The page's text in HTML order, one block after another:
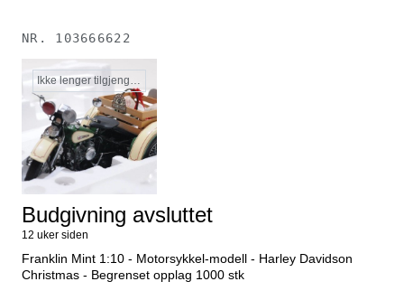
NR. 103666622
Ikke lenger tilgjengelig
Budgivning avsluttet
12 uker siden
Franklin Mint 1:10 - Motorsykkel-modell - Harley Davidson
Christmas - Begrenset opplag 1000 stk